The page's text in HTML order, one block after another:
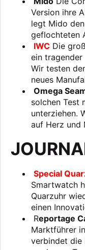
Version ihre
legt Mido
geflochteten
IWC Die
ein tragender
Wir testen
neues
Omega
solchen Test
unterziehen.
auf Herz und
Special
Smartwatch
Quarzuhr
einen
Reportage
Marktführer
verbindet die